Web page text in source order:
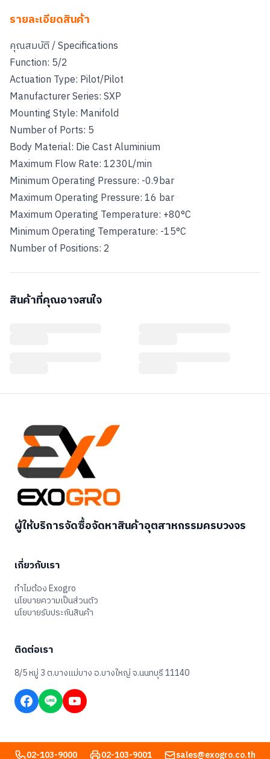
รายละเอียดสินค้า
คุณสมบัติ / Specifications
Function: 5/2
Actuation Type: Pilot/Pilot
Manufacturer Series: SXP
Mounting Style: Manifold
Number of Ports: 5
Body Material: Die Cast Aluminium
Maximum Flow Rate: 1230L/min
Minimum Operating Pressure: -0.9bar
Maximum Operating Pressure: 16 bar
Maximum Operating Temperature: +80°C
Minimum Operating Temperature: -15°C
สินค้าที่คุณอาจสนใจ
ผู้ให้บริการจัดซื้อจัดหาสินค้าอุตสาหกรรมครบวงจร
เกี่ยวกับเรา
ทำไมต้อง Exogro
นโยบายความเป็นส่วนตัว
นโยบายรับประกันสินค้า
ติดต่อเรา
8/5 หมู่ 3 ต.บางแม่บาง อ.บางใหญ่ จ.นนทบุรี 11140
02-103-9000 02-103-9001 sales@exogro.co.th